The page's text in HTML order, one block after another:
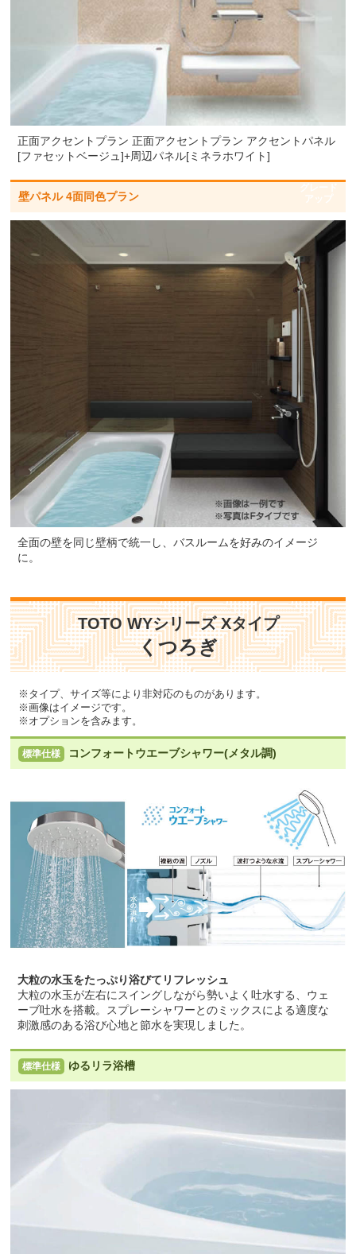
コンフォートシャワーバー(手
すり兼用)
標準仕様モデル
お掃除ラクラクカウンター単
色(天板奥行き260) ホワイト
標準仕様モデル
照明
シーリング照明（LEDラン
ミラー
お掃除ラクラク鏡 フレーム付
縦長ミラー（W298×H1025）
標準仕様モデル 標準仕様モデル
お客様のご要望に応じた機器のグレードアップも可能で
す！詳しくはこちら
正面アクセントプラン 正面アクセントプラン アクセントパネル
[ファセットベージュ]+周辺パネル[ミネラホワイト]
壁パネル 4面同色プラン
グレード
アップ
全面の壁を同じ壁柄で統一し、バスルームを好みのイメージ
に。
TOTO WYシリーズ Xタイプ
くつろぎ
※タイプ、サイズ等により非対応のものがあります。
※画像はイメージです。
※オプションを含みます。
標準仕様 コンフォートウエーブシャワー(メタル調)
大粒の水玉をたっぷり浴びてリフレッシュ
大粒の水玉が左右にスイングしながら勢いよく吐水する、ウェ
ーブ吐水を搭載。スプレーシャワーとのミックスによる適度な
刺激感のある浴び心地と節水を実現しました。
標準仕様 ゆるリラ浴槽